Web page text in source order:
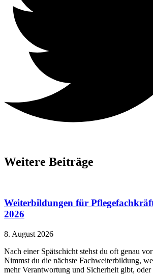
Weitere Beiträge
Weiterbildungen für
2026
8. August 2026
Nach einer Spätschicht stehst du oft genau
Nimmst du die nächste Fachweiterbildung,
mehr Verantwortung und Sicherheit gibt, oder